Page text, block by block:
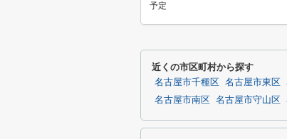
予定
近くの市区町村から探す
名古屋市千種区 名古屋市東区
名古屋市南区
名古屋市守山区